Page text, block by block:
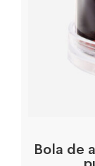
Bola de